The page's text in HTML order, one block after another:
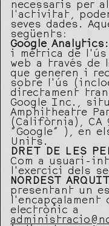
necessaris per
l’activitat,
seves dades.
següents:
Google Analytics:
i mètrica de
web a través de
que generen i
sobre l’ús
directament
Google Inc.,
Amphitheatre
(Califòrnia), CA
“Google” ), en
Units.
DRET DE LES
Com a usuari-
l’exercici dels
NORDEST
presentant un
electrònic a